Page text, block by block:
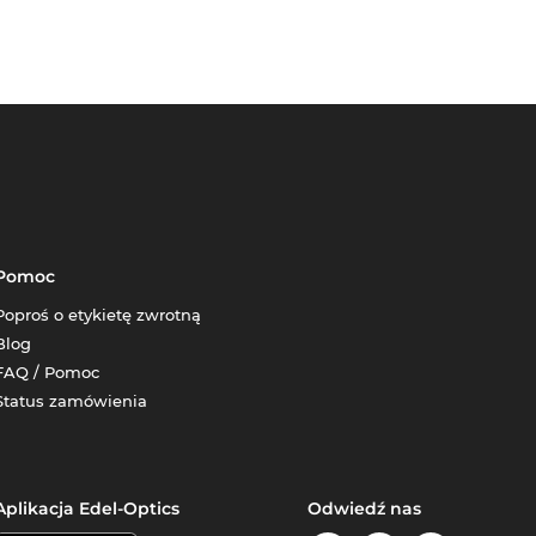
o etykietę zwrotną
/ Pomoc
zamówienia
Edel-Optics Odwiedź nas